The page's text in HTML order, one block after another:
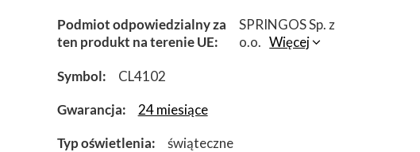
Podmiot odpowiedzialny za
ten produkt na terenie UE
SPRINGOS Sp. z
o.o. Więcej
Symbol
CL4102
Gwarancja
24 miesiące
Typ oświetlenia
świąteczne